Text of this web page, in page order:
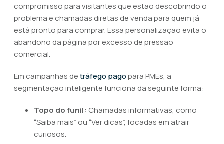
compromisso para visitantes que estão descobrindo o
problema e chamadas diretas de venda para quem já
está pronto para comprar. Essa personalização evita o
abandono da página por excesso de pressão
comercial.
Em campanhas detráfego pagopara PMEs, a
segmentação inteligente funciona da seguinte forma:
Topo do funil: Chamadas informativas, como
“Saiba mais” ou “Ver dicas”, focadas em atrair
curiosos.